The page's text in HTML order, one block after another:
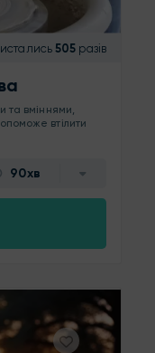
505 разів
та вміннями,
втілити
90хв